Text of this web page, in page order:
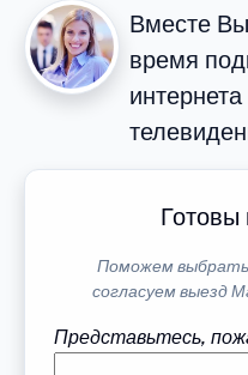
Вместе Вы
время
Готовы
Поможем
согласуем выезд
Представьтесь,